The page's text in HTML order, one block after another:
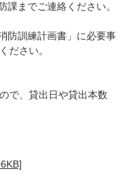
課までご連絡ください。
防訓練計画書」に必要事
ださい。
で、貸出日や貸出本数